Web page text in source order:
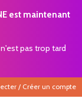
est maintenant
pas trop tard
/ Créer un compte